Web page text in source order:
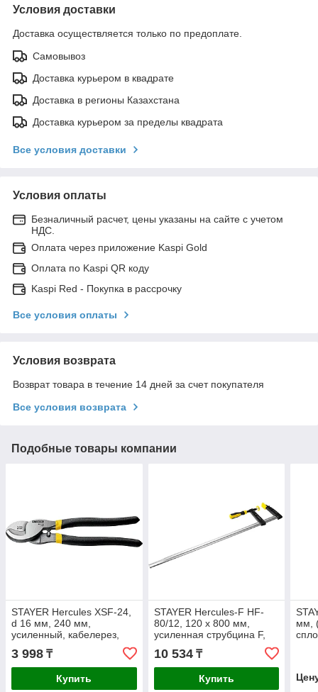
Условия доставки
Доставка осуществляется только по предоплате.
Самовывоз
Доставка курьером в квадрате
Доставка в регионы Казахстана
Доставка курьером за пределы квадрата
Все условия доставки
Условия оплаты
Безналичный расчет, цены указаны на сайте с учетом
НДС.
Оплата через приложение Kaspi Gold
Оплата по Kaspi QR коду
Kaspi Red - Покупка в рассрочку
Все условия оплаты
Условия возврата
Возврат товара в течение 14 дней за счет покупателя
Все условия возврата
Подобные товары компании
STAYER Hercules XSF-24,
d 16 мм, 240 мм,
усиленный, кабелерез,
Professional (2333-25)
3 998 ₸
Купить
STAYER Hercules-F HF-
80/12, 120 х 800 мм,
усиленная струбцина F,
Professional (32095-120-
800)
10 534₸
Купить
мм,